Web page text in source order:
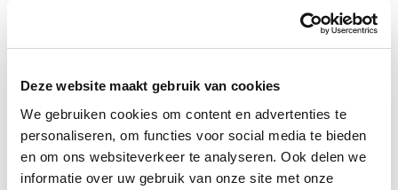
Deze website maakt gebruik van cookies
We gebruiken cookies om content en advertenties te
personaliseren, om functies voor social media te bieden
en om ons websiteverkeer te analyseren. Ook delen we
informatie over uw gebruik van onze site met onze
tijdens Obvion Limburgs Mooiste
12 juni 2026
27 mei 2026